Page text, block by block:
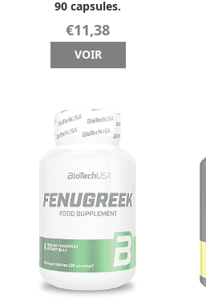
90 capsules.
€11,38
VOIR